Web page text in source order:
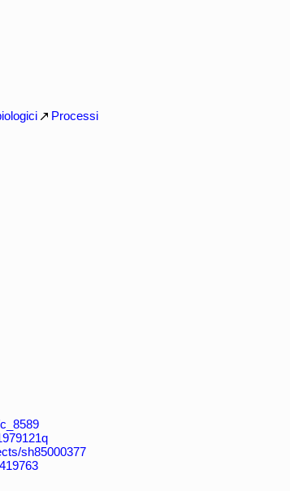
Processi
sh85000377